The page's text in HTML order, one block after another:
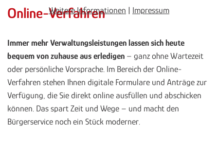
Online-Verfahren
Immer mehr Verwaltungsleistungen lassen sich heute
bequem von zuhause aus erledigen – ganz ohne Wartezeit
oder persönliche Vorsprache. Im Bereich der Online-
Verfahren stehen Ihnen digitale Formulare und Anträge zur
Verfügung, die Sie direkt online ausfüllen und abschicken
können. Das spart Zeit und Wege – und macht den
Bürgerservice noch ein Stück moderner.
Weitere Informationen | Impressum